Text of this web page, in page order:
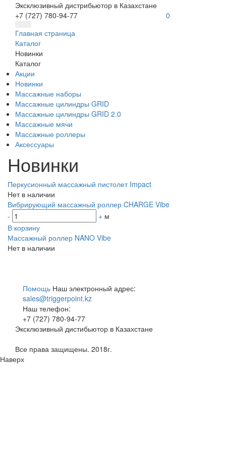
Эксклюзивный дистрибьютор в Казахстане
+7 (727) 780-94-77
0
Главная страница
Каталог
Новинки
Каталог
Акции
Новинки
Массажные наборы
Массажные цилиндры GRID
Массажные цилиндры GRID 2.0
Массажные мячи
Массажные роллеры
Аксессуары
Новинки
Перкусионный массажный пистолет Impact
Нет в наличии
Вибрирующий массажный роллер CHARGE Vibe
-
+ м
В корзину
Массажный роллер NANO Vibe
Нет в наличии
Помощь Наш электронный адрес:
sales@triggerpoint.kz
Наш телефон:
+7 (727) 780-94-77
Эксклюзивный дистибьютор в Казахстане
Все права защищены. 2018г.
Наверх